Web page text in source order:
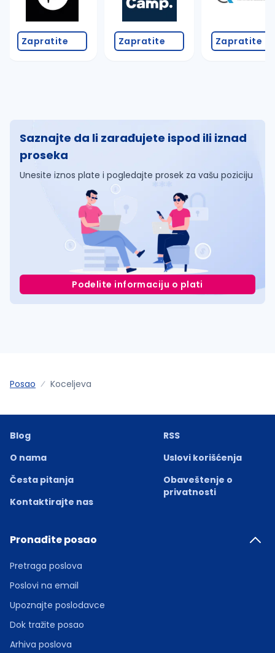
Zapratite Zapratite Zapratite
Saznajte da li zarađujete ispod ili iznad
proseka
Unesite iznos plate i pogledajte prosek za vašu poziciju
Podelite informaciju o plati
Posao Koceljeva
Blog
O nama
Česta pitanja
Kontaktirajte nas
RSS
Uslovi korišćenja
Obaveštenje o
privatnosti
Pronađite posao
Pretraga poslova
Poslovi na email
Upoznajte poslodavce
Dok tražite posao
Arhiva poslova